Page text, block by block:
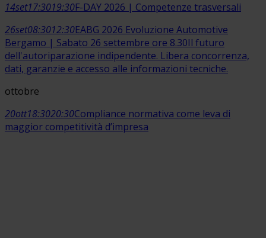
14set17:3019:30F-DAY 2026 | Competenze trasversali
26set08:3012:30EABG 2026 Evoluzione Automotive
Bergamo | Sabato 26 settembre ore 8.30Il futuro
dell'autoriparazione indipendente. Libera concorrenza,
dati, garanzie e accesso alle informazioni tecniche.
ottobre
20ott18:3020:30Compliance normativa come leva di
maggior competitività d’impresa